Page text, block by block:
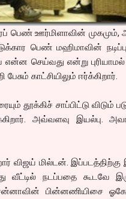
பெண் ஊர்மிளாவின் முகமும்,
பெண் மஹிமாவின்
செய்வது என்று
காட்சியிலும் ஈர்க்கிறார்.
தூக்கிச் சாப்பிட்டு விடும்
அவ்வளவு இயல்பு.
விஜய் மில்டன்.
வீட்டில் நடப்பதை கூடவே
பின்னணியிசை